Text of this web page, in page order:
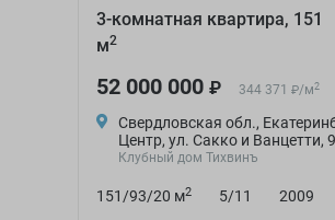
3-комнатная квартира, 151
м2
52 000 000 ₽ 344 371 ₽/м2
Свердловская обл.,
Центр, ул. Сакко и Ванцетти,
Клубный дом Тихвинъ
151/93/20 м2 5/11
2009